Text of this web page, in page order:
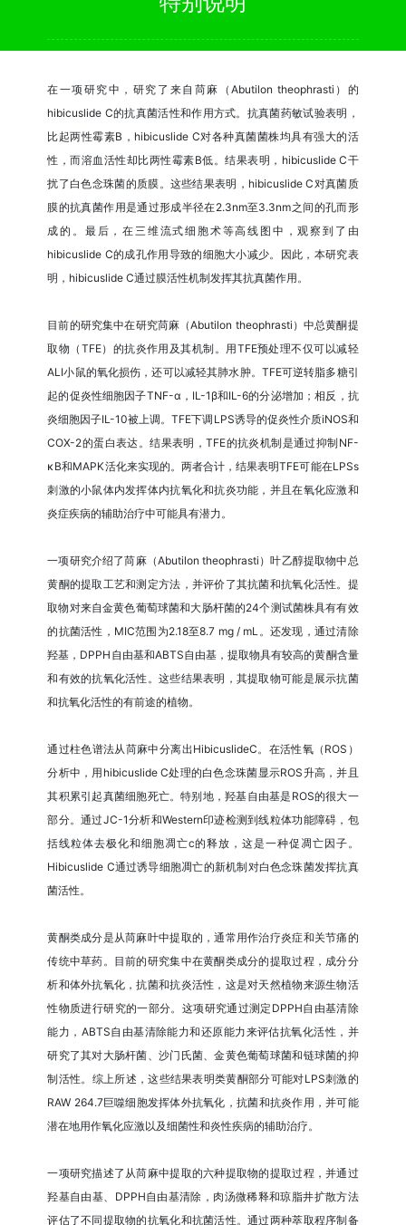
在一项研究中，研究了来自苘麻（Abutilon theophrasti）的
hibicuslide C的抗真菌活性和作用方式。抗真菌药敏试验表明，
比起两性霉素B，hibicuslide C对各种真菌菌株均具有强大的活
性，而溶血活性却比两性霉素B低。结果表明，hibicuslide C干
扰了白色念珠菌的质膜。这些结果表明，hibicuslide C对真菌质
膜的抗真菌作用是通过形成半径在2.3nm至3.3nm之间的孔而形
成的。最后，在三维流式细胞术等高线图中，观察到了由
hibicuslide C的成孔作用导致的细胞大小减少。因此，本研究表
明，hibicuslide C通过膜活性机制发挥其抗真菌作用。
目前的研究集中在研究苘麻（Abutilon theophrasti）中总黄酮提
取物（TFE）的抗炎作用及其机制。用TFE预处理不仅可以减轻
ALI小鼠的氧化损伤，还可以减轻其肺水肿。TFE可逆转脂多糖引
起的促炎性细胞因子TNF-α，IL-1β和IL-6的分泌增加；相反，抗
炎细胞因子IL-10被上调。TFE下调LPS诱导的促炎性介质iNOS和
COX-2的蛋白表达。结果表明，TFE的抗炎机制是通过抑制NF-
κB和MAPK活化来实现的。两者合计，结果表明TFE可能在LPSs
刺激的小鼠体内发挥体内抗氧化和抗炎功能，并且在氧化应激和
炎症疾病的辅助治疗中可能具有潜力。
一项研究介绍了苘麻（Abutilon theophrasti）叶乙醇提取物中总
黄酮的提取工艺和测定方法，并评价了其抗菌和抗氧化活性。提
取物对来自金黄色葡萄球菌和大肠杆菌的24个测试菌株具有有效
的抗菌活性，MIC范围为2.18至8.7 mg / mL。还发现，通过清除
羟基，DPPH自由基和ABTS自由基，提取物具有较高的黄酮含量
和有效的抗氧化活性。这些结果表明，其提取物可能是展示抗菌
和抗氧化活性的有前途的植物。
通过柱色谱法从苘麻中分离出HibicuslideC。在活性氧（ROS）
分析中，用hibicuslide C处理的白色念珠菌显示ROS升高，并且
其积累引起真菌细胞死亡。特别地，羟基自由基是ROS的很大一
部分。通过JC-1分析和Western印迹检测到线粒体功能障碍，包
括线粒体去极化和细胞凋亡c的释放，这是一种促凋亡因子。
Hibicuslide C通过诱导细胞凋亡的新机制对白色念珠菌发挥抗真
菌活性。
黄酮类成分是从苘麻叶中提取的，通常用作治疗炎症和关节痛的
传统中草药。目前的研究集中在黄酮类成分的提取过程，成分分
析和体外抗氧化，抗菌和抗炎活性，这是对天然植物来源生物活
性物质进行研究的一部分。这项研究通过测定DPPH自由基清除
能力，ABTS自由基清除能力和还原能力来评估抗氧化活性，并
研究了其对大肠杆菌、沙门氏菌、金黄色葡萄球菌和链球菌的抑
制活性。综上所述，这些结果表明类黄酮部分可能对LPS刺激的
RAW 264.7巨噬细胞发挥体外抗氧化，抗菌和抗炎作用，并可能
潜在地用作氧化应激以及细菌性和炎性疾病的辅助治疗。
一项研究描述了从苘麻中提取的六种提取物的提取过程，并通过
羟基自由基、DPPH自由基清除，肉汤微稀释和琼脂井扩散方法
评估了不同提取物的抗氧化和抗菌活性。通过两种萃取程序制备